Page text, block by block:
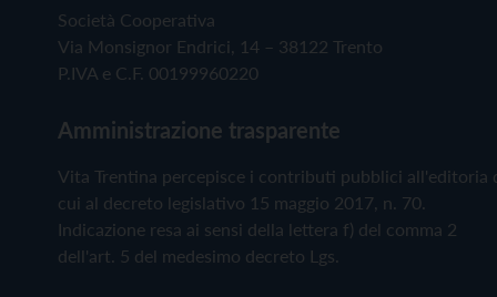
Società Cooperativa
Via Monsignor Endrici, 14 – 38122 Trento
P.IVA e C.F. 00199960220
Amministrazione trasparente
Vita Trentina percepisce i contributi pubblici all'editoria
cui al decreto legislativo 15 maggio 2017, n. 70.
Indicazione resa ai sensi della lettera f) del comma 2
dell'art. 5 del medesimo decreto Lgs.